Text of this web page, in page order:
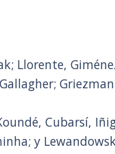
Llorente,
Cubarsí,
y